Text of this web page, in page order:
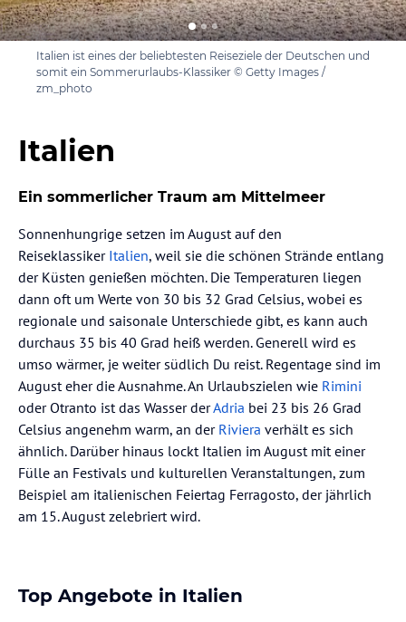
Italien ist eines der beliebtesten Reiseziele der Deutschen und
somit ein Sommerurlaubs-Klassiker © Getty Images /
zm_photo
Italien
Ein sommerlicher Traum am Mittelmeer
Sonnenhungrige setzen im August auf den
Reiseklassiker Italien, weil sie die schönen Strände entlang
der Küsten genießen möchten. Die Temperaturen liegen
dann oft um Werte von 30 bis 32 Grad Celsius, wobei es
regionale und saisonale Unterschiede gibt, es kann auch
durchaus 35 bis 40 Grad heiß werden. Generell wird es
umso wärmer, je weiter südlich Du reist. Regentage sind im
August eher die Ausnahme. An Urlaubszielen wie Rimini
oder Otranto ist das Wasser derAdria bei 23 bis 26 Grad
Celsius angenehm warm, an der Riviera verhält es sich
ähnlich. Darüber hinaus lockt Italien im August mit einer
Fülle an Festivals und kulturellen Veranstaltungen, zum
Beispiel am italienischen Feiertag Ferragosto, der jährlich
am 15. August zelebriert wird.
Top Angebote in Italien